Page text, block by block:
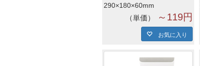
290×180×60mm
単価 ～119円
お気に入り